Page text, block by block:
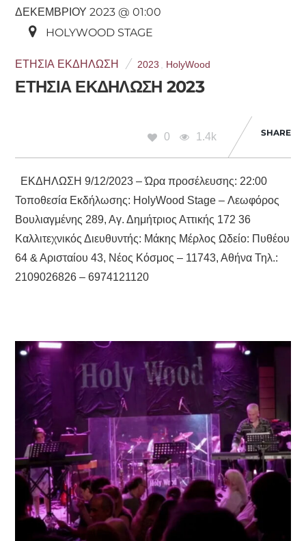
ΔΕΚΕΜΒΡΊΟΥ 2023 @ 01:00
HOLYWOOD STAGE
ΕΤΉΣΙΑ ΕΚΔΉΛΩΣΗ 2023 HolyWood
ΕΤΗΣΙΑ ΕΚΔΗΛΩΣΗ 2023
0 1.4k SHARE
ΕΚΔΗΛΩΣΗ 9/12/2023 – Ώρα προσέλευσης: 22:00
Τοποθεσία Εκδήλωσης: HolyWood Stage – Λεωφόρος
Βουλιαγμένης 289, Αγ. Δημήτριος Αττικής 172 36
Καλλιτεχνικός Διευθυντής: Μάκης Μέρλος Ωδείο: Πυθέου
64 & Αρισταίου 43, Νέος Κόσμος – 11743, Αθήνα Τηλ.:
2109026826 – 6974121120